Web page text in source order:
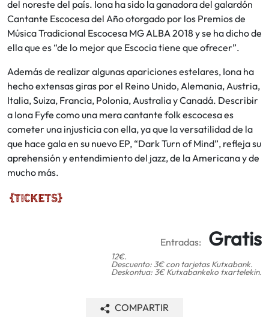
del noreste del país. Iona ha sido la ganadora del galardón
Cantante Escocesa del Año otorgado por los Premios de
Música Tradicional Escocesa MG ALBA 2018 y se ha dicho de
ella que es “de lo mejor que Escocia tiene que ofrecer”.
Además de realizar algunas apariciones estelares, Iona ha
hecho extensas giras por el Reino Unido, Alemania, Austria,
Italia, Suiza, Francia, Polonia, Australia y Canadá. Describir
a Iona Fyfe como una mera cantante folk escocesa es
cometer una injusticia con ella, ya que la versatilidad de la
que hace gala en su nuevo EP, “Dark Turn of Mind”, refleja su
aprehensión y entendimiento del jazz, de la Americana y de
mucho más.
Entradas: Gratis
12€.
Descuento: 3€ con tarjetas Kutxabank.
Deskontua: 3€ Kutxabankeko txartelekin.
COMPARTIR